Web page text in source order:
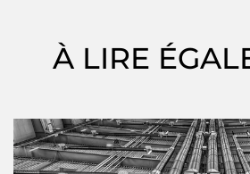
À LIRE